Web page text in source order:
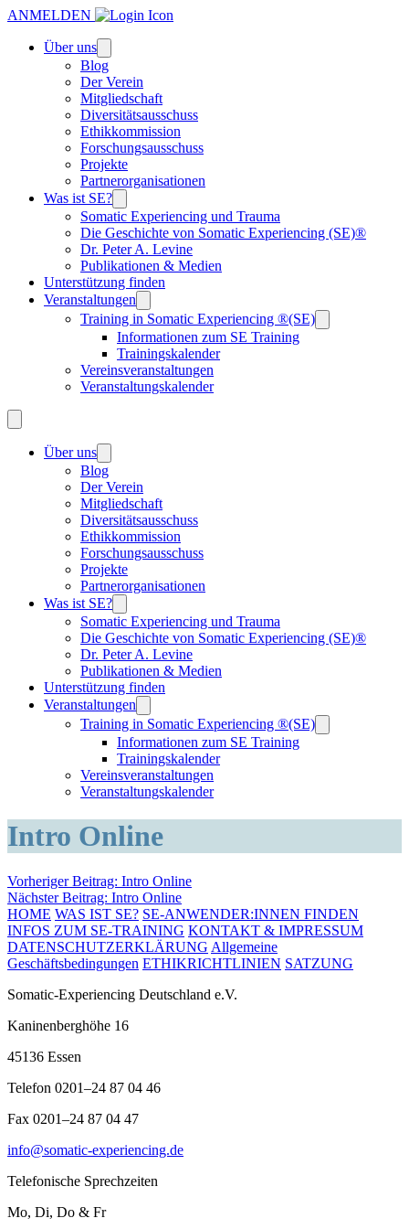
ANMELDEN
Über uns
Blog
Der Verein
Mitgliedschaft
Diversitätsausschuss
Ethikkommission
Forschungsausschuss
Projekte
Partnerorganisationen
Was ist SE?
Somatic Experiencing und Trauma
Die Geschichte von Somatic Experiencing (SE)®
Dr. Peter A. Levine
Publikationen & Medien
Unterstützung finden
Veranstaltungen
Training in Somatic Experiencing ®(SE)
Informationen zum SE Training
Trainingskalender
Vereinsveranstaltungen
Veranstaltungskalender
Über uns
Blog
Der Verein
Mitgliedschaft
Diversitätsausschuss
Ethikkommission
Forschungsausschuss
Projekte
Partnerorganisationen
Was ist SE?
Somatic Experiencing und Trauma
Die Geschichte von Somatic Experiencing (SE)®
Dr. Peter A. Levine
Publikationen & Medien
Unterstützung finden
Veranstaltungen
Training in Somatic Experiencing ®(SE)
Informationen zum SE Training
Trainingskalender
Vereinsveranstaltungen
Veranstaltungskalender
Intro Online
Beitragsnavigation
Vorheriger Beitrag: Intro Online
Nächster Beitrag: Intro Online
HOME WAS IST SE? SE-ANWENDER:INNEN FINDEN
INFOS ZUM SE-TRAINING KONTAKT & IMPRESSUM
DATENSCHUTZERKLÄRUNG Allgemeine
Geschäftsbedingungen ETHIKRICHTLINIEN SATZUNG
Somatic-Experiencing Deutschland e.V.
Kaninenberghöhe 16
45136 Essen
Telefon 0201–24 87 04 46
Fax 0201–24 87 04 47
info@somatic-experiencing.de
Telefonische Sprechzeiten
Mo, Di, Do & Fr